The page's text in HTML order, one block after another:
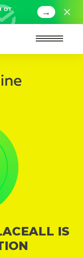
от
→
IS